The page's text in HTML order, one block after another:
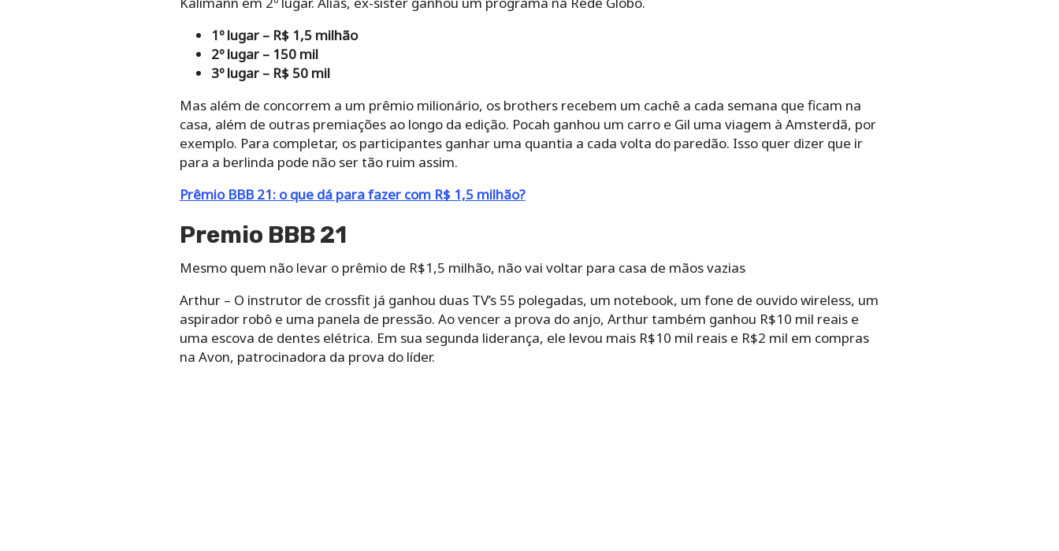
1º lugar – R$ 1,5 milhão
2º lugar – 150 mil
3º lugar – R$ 50 mil
Mas além de concorrem a um prêmio milionário, os brothers recebem um cachê a cada semana que ficam na
casa, além de outras premiações ao longo da edição. Pocah ganhou um carro e Gil uma viagem à Amsterdã, por
exemplo. Para completar, os participantes ganhar uma quantia a cada volta do paredão. Isso quer dizer que ir
para a berlinda pode não ser tão ruim assim.
Prêmio BBB 21: o que dá para fazer com R$ 1,5 milhão?
Premio BBB 21
Mesmo quem não levar o prêmio de R$1,5 milhão, não vai voltar para casa de mãos vazias
Arthur – O instrutor de crossfit já ganhou duas TV’s 55 polegadas, um notebook, um fone de ouvido wireless, um
aspirador robô e uma panela de pressão. Ao vencer a prova do anjo, Arthur também ganhou R$10 mil reais e
uma escova de dentes elétrica. Em sua segunda liderança, ele levou mais R$10 mil reais e R$2 mil em compras
na Avon, patrocinadora da prova do líder.